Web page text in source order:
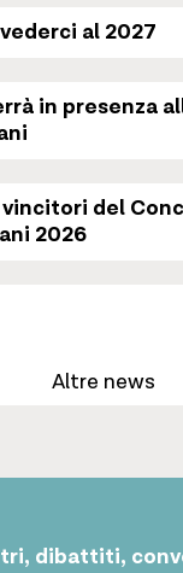
al 2027
in presenza
del
2026
Altre news
dibattiti,